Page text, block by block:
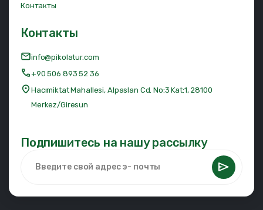
Контакты
Контакты
info@pikolatur.com
+90 506 893 52 36
Hacımiktat Mahallesi, Alpaslan Cd. No:3 Kat:1, 28100
Merkez/Giresun
Подпишитесь на нашу рассылку